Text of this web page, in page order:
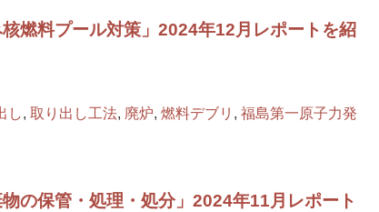
燃料プール対策」2024年12月レポートを紹
し, 取り出し工法, 廃炉, 燃料デブリ , 福島第一原子力発
の保管・処理・処分」2024年11月レポート